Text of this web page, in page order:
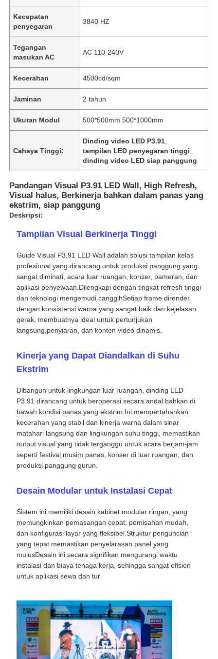
Video
Pertunjukan VR
Tur Pabrik
Kontrol kualitas
Berita
Kasus
Kecepatan
penyegaran
3840 HZ
Tegangan
masukan AC
AC 110-240V
Kecerahan 4500cd/sqm
Jaminan 2 tahun
Ukuran Modul 500*500mm 500*1000mm
Cahaya Tinggi:
Dinding video LED P3.91
tampilan LED penyegaran tinggi
dinding video LED siap panggung
Pandangan Visual P3.91 LED Wall, High Refresh,
Visual halus, Berkinerja bahkan dalam panas yang
ekstrim, siap panggung
Deskripsi:
Tampilan Visual Berkinerja Tinggi
Guide Visual P3.91 LED Wall adalah solusi tampilan kelas
profesional yang dirancang untuk produksi panggung yang
sangat diminati, acara luar ruangan, konser, pameran, dan
aplikasi penyewaan.Dilengkapi dengan tingkat refresh tinggi
dan teknologi mengemudi canggihSetiap frame dirender
dengan konsistensi warna yang sangat baik dan kejelasan
gerak, membuatnya ideal untuk pertunjukan
langsung,penyiaran, dan konten video dinamis.
Kinerja yang Dapat Diandalkan di Suhu
Ekstrim
Dibangun untuk lingkungan luar ruangan, dinding LED
P3.91 dirancang untuk beroperasi secara andal bahkan di
bawah kondisi panas yang ekstrim.Ini mempertahankan
kecerahan yang stabil dan kinerja warna dalam sinar
matahari langsung dan lingkungan suhu tinggi, memastikan
output visual yang tidak terganggu untuk acara berjam-jam
seperti festival musim panas, konser di luar ruangan, dan
produksi panggung gurun.
Desain Modular untuk Instalasi Cepat
Sistem ini memiliki desain kabinet modular ringan, yang
memungkinkan pemasangan cepat, pemisahan mudah,
dan konfigurasi layar yang fleksibel.Struktur penguncian
yang tepat memastikan penyelarasan panel yang
mulusDesain ini secara signifikan mengurangi waktu
instalasi dan biaya tenaga kerja, sehingga sangat efisien
untuk aplikasi sewa dan tur.